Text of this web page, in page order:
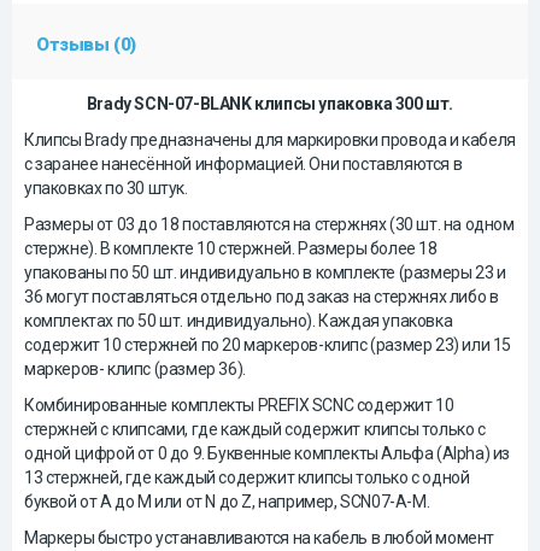
Отзывы (0)
Brady SCN-07-BLANK клипсы упаковка 300 шт.
Клипсы Brady предназначены для маркировки провода и кабеля
с заранее нанесённой информацией. Они поставляются в
упаковках по 30 штук.
Размеры от 03 до 18 поставляются на стержнях (30 шт. на одном
стержне). В комплекте 10 стержней. Размеры более 18
упакованы по 50 шт. индивидуально в комплекте (размеры 23 и
36 могут поставляться отдельно под заказ на стержнях либо в
комплектах по 50 шт. индивидуально). Каждая упаковка
содержит 10 стержней по 20 маркеров-клипс (размер 23) или 15
маркеров- клипс (размер 36).
Комбинированные комплекты PREFIX SCNC содержит 10
стержней с клипсами, где каждый содержит клипсы только с
одной цифрой от 0 до 9. Буквенные комплекты Альфа (Alpha) из
13 стержней, где каждый содержит клипсы только с одной
буквой от A до M или от N до Z, например, SCN07-A-M.
Маркеры быстро устанавливаются на кабель в любой момент